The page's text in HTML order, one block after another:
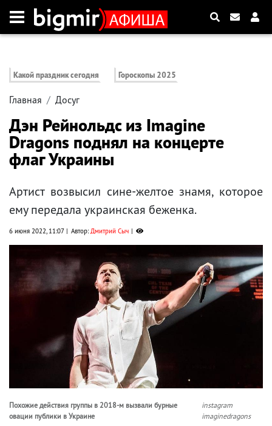
Какой праздник сегодня Гороскопы 2025
Главная Досуг
Дэн Рейнольдс из Imagine
Dragons поднял на концерте
флаг Украины
Артист возвысил сине-желтое знамя, которое
ему передала украинская беженка.
6 июня 2022, 11:07 Автор:Дмитрий Сыч
Похожие действия группы в 2018-м вызвали бурные
овации публики в Украине
instagram
imaginedragons